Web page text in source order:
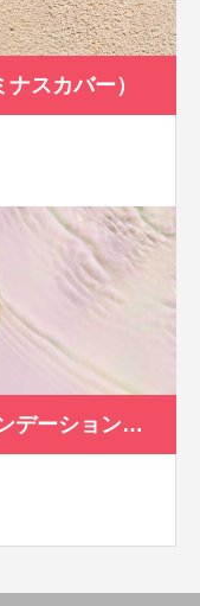
スカバー）
ミシャグロウクッションファンデーション（ルミナスカバー）